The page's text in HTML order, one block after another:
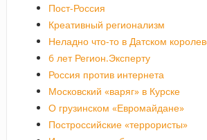
Пост-Россия
Креативный регионализм
Неладно что-то в Датском
6 лет Регион.Эксперту
Россия против интернета
Московский «варяг» в Курске
О грузинском «Евромайдане»
Построссийские «террористы»